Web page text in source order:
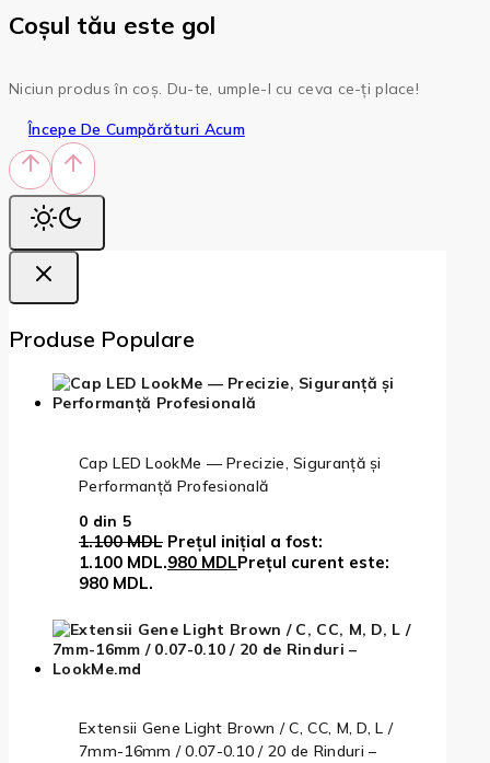
Coșul tău este gol
Niciun produs în coș. Du-te, umple-l cu ceva ce-ți place!
Începe De Cumpărături Acum
Produse Populare
Cap LED LookMe — Precizie, Siguranță și
Performanță Profesională
0 din 5
1.100MDL Prețul inițial a fost:
1.100 MDL.980 MDLPrețul curent este:
980 MDL.
Extensii Gene Light Brown / C, CC, M, D, L /
7mm-16mm / 0.07-0.10 / 20 de Rinduri –